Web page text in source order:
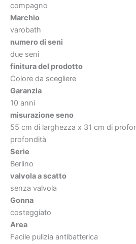
compagno
Marchio
varobath
numero di seni
due seni
finitura del prodotto
Colore da scegliere
Garanzia
10 anni
misurazione seno
55 cm di larghezza x 31 cm di
profondità
Serie
Berlino
valvola a scatto
senza valvola
Gonna
costeggiato
Area
Facile pulizia antibatterica